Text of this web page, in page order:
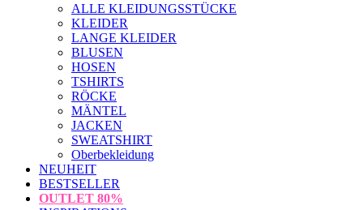
ALLE KLEIDUNGSSTÜCKE
KLEIDER
LANGE KLEIDER
BLUSEN
HOSEN
TSHIRTS
RÖCKE
MÄNTEL
JACKEN
SWEATSHIRT
Oberbekleidung
NEUHEIT
BESTSELLER
OUTLET 80%